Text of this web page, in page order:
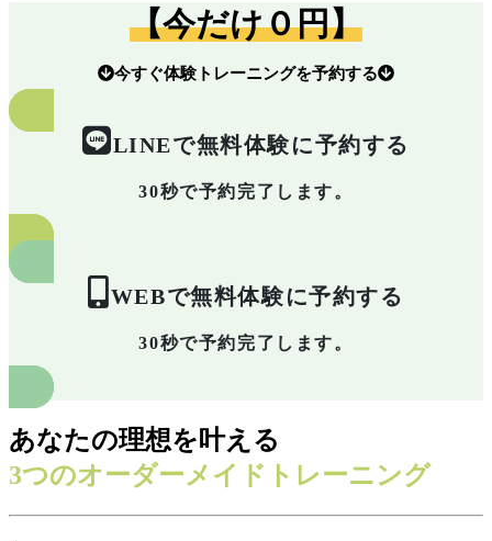
【今だけ０円】
今すぐ体験トレーニングを予約する
LINEで無料体験に予約する
30秒で予約完了します。
WEBで無料体験に予約する
30秒で予約完了します。
あなたの理想を叶える
3つのオーダーメイドトレーニング